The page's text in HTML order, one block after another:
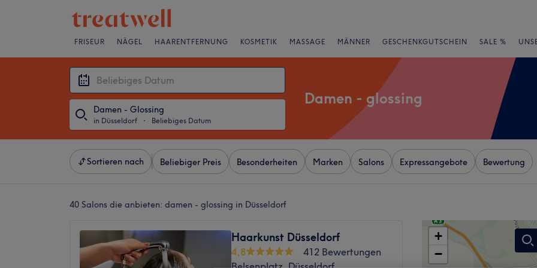
FRISEUR NÄGEL HAARENTFERNUNG KOSMETIK MASSAGE MÄNNER GESCHENKGUTSCHEIN SALE %
Damen - Glossing
in Düsseldorf ・ Beliebiges Datum
Damen - glossing
Sortieren nach Beliebiger Preis Besonderheiten Marken Salons Expressangebote Bewertung
40 Salons die anbieten: damen - glossing in Düsseldorf
Haarkunst Düsseldorf
4,8
412 Bewertungen
+
−